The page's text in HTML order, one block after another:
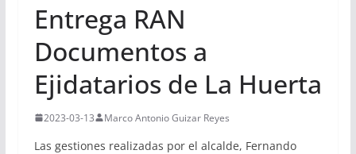
Entrega RAN
Documentos a
Ejidatarios de La Huerta
2023-03-13 Marco Antonio Guizar Reyes
Las gestiones realizadas por el alcalde, Fernando